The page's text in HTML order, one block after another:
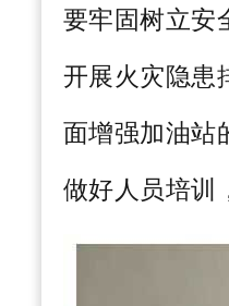
要牢固树立安
开展火灾隐患
面增强加油站
做好人员培训